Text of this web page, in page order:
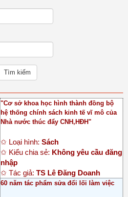
"Cơ sở khoa học hình thành đồng bộ
hệ thống chính sách kinh tế vĩ mô của
Nhà nước thúc đẩy CNH,HĐH"
✩ Loại hình: Sách
✩ Kiểu chia sẻ: Không yêu cầu đăng
nhập
✩ Tác giả: TS Lê Đăng Doanh
60 năm tác phẩm sửa đổi lối làm việc